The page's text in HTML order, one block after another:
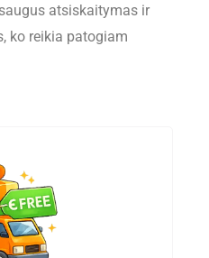
atsiskaitymas ir
ko reikia patogiam